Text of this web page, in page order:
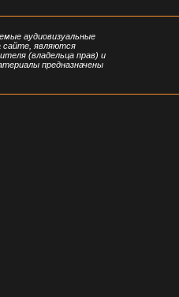
аудиовизуальные
сайте, являются
(владельца прав) и
предназначены